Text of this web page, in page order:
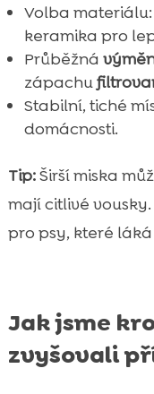
Volba materiálu:
keramika pro
Průběžná
zápachu
Stabilní, tiché
domácnosti.
Tip:Širší miska
mají citlivé
pro psy, které
Jak jsme
zvyšovali